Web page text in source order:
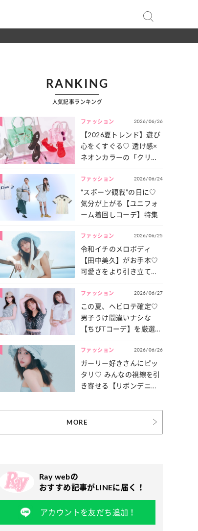
RANKING
人気記事ランキング
ファッション 2026/06/26
【2026夏トレンド】遊び
心をくすぐる♡ 透け感×
ネオンカラーの「クリア
ファッション 2026/06/24
“スポーツ観戦”の日に♡
気分が上がる【ユニフォ
ーム着回しコーデ】特集
ファッション 2026/06/25
令和イチのメロボディ
【田中美久】がお手本♡
可愛さをより引き立てる
ファッション 2026/06/27
この夏、ヘビロテ確定♡
男子うけ間違いナシな
【ちびTコーデ】を厳選し
ファッション 2026/06/26
ガーリー好きさんにピッ
タリ♡ みんなの視線を引
き寄せる【リボンデニ
MORE
Ray webの
おすすめ記事がLINEに届く！
アカウントを友だち追加！